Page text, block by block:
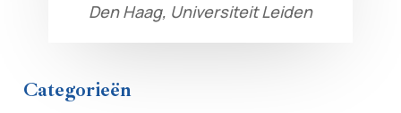
Den Haag, Universiteit Leiden
Categorieën